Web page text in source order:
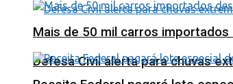
Defesa Civil alerta para chuvas
Mais de 50 mil carros